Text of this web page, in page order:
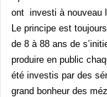
ont investi à nouveau
Le principe est
de 8 à 88 ans de
produire en public
été investis par des
grand bonheur des